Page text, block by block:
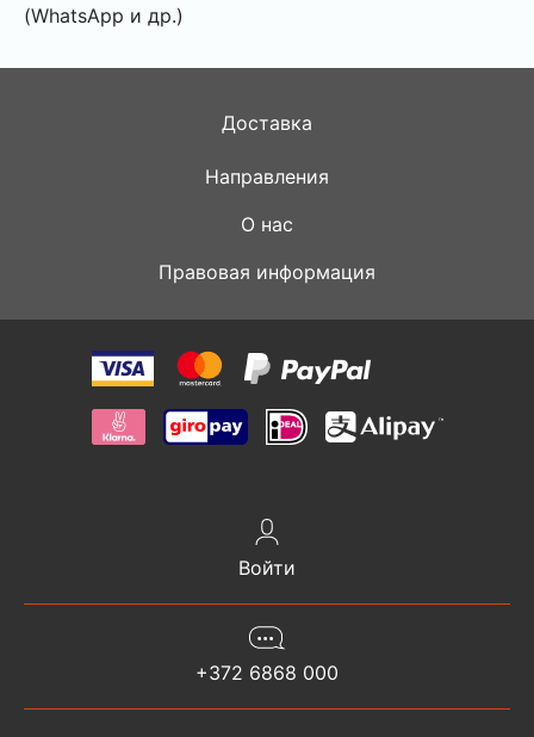
(WhatsApp и др.)
Доставка
Направления
О нас
Правовая информация
Войти
+372 6868 000